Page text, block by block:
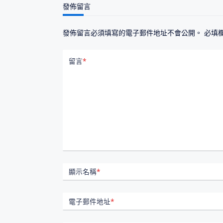
發佈留言
發佈留言必須填寫的電子郵件地址不會公開。 必填
留言*
顯示名稱*
電子郵件地址*